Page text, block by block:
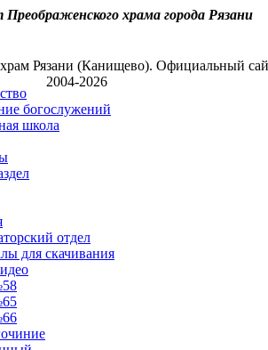
храма города Рязани
богослужений
школа
отдел
для скачивания
Рязани (Канищево). Официальный
2004-2026